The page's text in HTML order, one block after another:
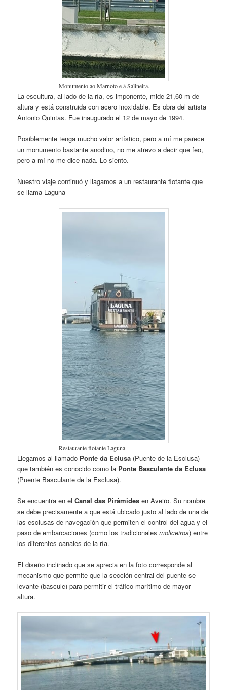
Monumento ao Marnoto e à Salineira.
La escultura, al lado de la ría, es imponente, mide 21,60 m de
altura y está construida con acero inoxidable. Es obra del artista
Antonio Quintas. Fue inaugurado el 12 de mayo de 1994.
Posiblemente tenga mucho valor artístico, pero a mí me parece
un monumento bastante anodino, no me atrevo a decir que feo,
pero a mí no me dice nada. Lo siento.
Nuestro viaje continuó y llagamos a un restaurante flotante que
se llama Laguna
Restaurante flotante Laguna.
Llegamos al llamado Ponte da Eclusa (Puente de la Esclusa)
que también es conocido como la Ponte Basculante da Eclusa
(Puente Basculante de la Esclusa).
Se encuentra en elCanal das Pirâmides en Aveiro. Su nombre
se debe precisamente a que está ubicado justo al lado de una de
las esclusas de navegación que permiten el control del agua y el
paso de embarcaciones (como los tradicionalesmoliceiros) entre
los diferentes canales de la ría.
El diseño inclinado que se aprecia en la foto corresponde al
mecanismo que permite que la sección central del puente se
levante (bascule) para permitir el tráfico marítimo de mayor
altura.